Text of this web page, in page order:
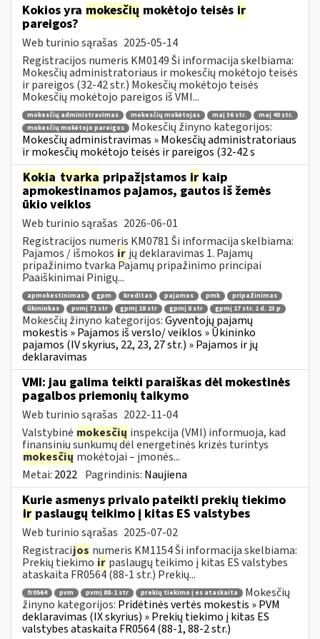
Kokios yra mokesčių mokėtojo teisės ir
pareigos?
Web turinio sąrašas 2025-05-14
Registracijos numeris KM0149 Ši informacija skelbiama:
Mokesčių administratoriaus ir mokesčių mokėtojo teisės
ir pareigos (32-42 str.) Mokesčių mokėtojo teisės
Mokesčių mokėtojo pareigos iš VMI...
mokesčių administravimas mokesčių mokėtojas maį 36 str.
maį 40 str.
mokesčių mokėtojo pareigos
Mokesčių žinyno kategorijos:
Mokesčių administravimas » Mokesčių administratoriaus
ir mokesčių mokėtojo teisės ir pareigos (32-42 s
Kokia tvarka pripažįstamos ir kaip
apmokestinamos pajamos, gautos iš žemės
ūkio veiklos
Web turinio sąrašas 2026-06-01
Registracijos numeris KM0781 Ši informacija skelbiama:
Pajamos / išmokos ir jų deklaravimas 1. Pajamų
pripažinimo tvarka Pajamų pripažinimo principai
Paaiškinimai Pinigų...
apmokestinimas gpm kreditas pajamos pmk
pripažinimas
ūkininkas
pvmį 71 str gpmį 18 str gpmį 8 str gpmį 17 str. 1 d. 23 p
Mokesčių žinyno kategorijos:Gyventojų pajamų
mokestis » Pajamos iš verslo/ veiklos » Ūkininko
pajamos (IV skyrius, 22, 23, 27 str.) » Pajamos ir jų
deklaravimas
VMI: jau galima teikti paraiškas dėl mokestinės
pagalbos priemonių taikymo
Web turinio sąrašas 2022-11-04
Valstybinė mokesčių inspekcija (VMI) informuoja, kad
finansinių sunkumų dėl energetinės krizės turintys
mokesčių mokėtojai – įmonės...
Metai: 2022 Pagrindinis: Naujiena
Kurie asmenys privalo pateikti prekių tiekimo
ir paslaugų teikimo į kitas ES valstybes
Web turinio sąrašas 2025-07-02
Registracijos numeris KM1154 Ši informacija skelbiama:
Prekių tiekimo ir paslaugų teikimo į kitas ES valstybes
ataskaita FR0564 (88-1 str.) Prekių...
fr0564 pvm pvmį 88-1 str prekių tiekimo į es ataskaita
Mokesčių
žinyno kategorijos: Pridėtinės vertės mokestis » PVM
deklaravimas (IX skyrius) » Prekių tiekimo į kitas ES
valstybes ataskaita FR0564 (88-1, 88-2 str.)